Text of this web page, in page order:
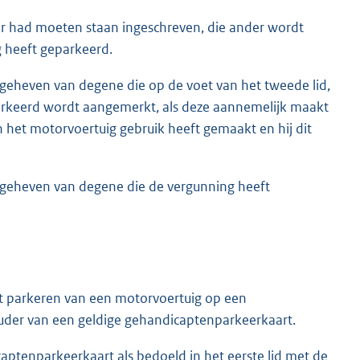
moeten staan ingeschreven, die ander wordt
geparkeerd.
van degene die op de voet van het tweede lid,
wordt aangemerkt, als deze aannemelijk maakt
motorvoertuig gebruik heeft gemaakt en hij dit
van degene die de vergunning heeft
van een motorvoertuig op een
van een geldige gehandicaptenparkeerkaart.
als bedoeld in het eerste lid met de